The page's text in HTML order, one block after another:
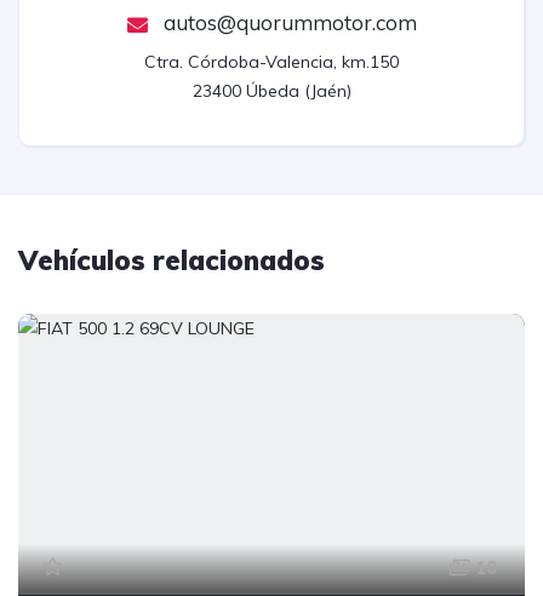
autos@quorummotor.com
Ctra. Córdoba-Valencia, km.150
23400 Úbeda (Jaén)
Vehículos relacionados
10